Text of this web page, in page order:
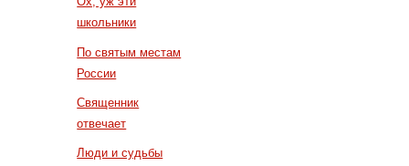
школьники
По святым местам
России
Священник
отвечает
Люди и судьбы